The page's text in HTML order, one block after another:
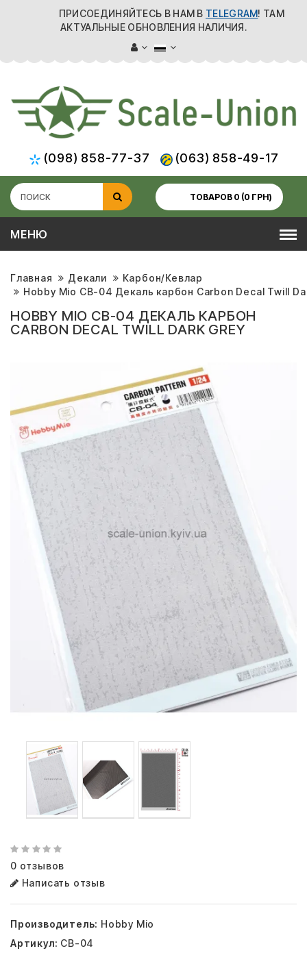
ПРИСОЕДИНЯЙТЕСЬ В НАМ В TELEGRAM! ТАМ
АКТУАЛЬНЫЕ ОБНОВЛЕНИЯ НАЛИЧИЯ.
(098) 858-77-37 (063) 858-49-17
ТОВАРОВ 0 (0 ГРН)
МЕНЮ
Главная Декали
Карбон/Кевлар
Hobby Mio CB-04 Декаль карбон Carbon Decal Twill
HOBBY MIO CB-04 ДЕКАЛЬ КАРБОН
CARBON DECAL TWILL DARK GREY
0 отзывов
Написать отзыв
Производитель: Hobby Mio
Артикул: CB-04